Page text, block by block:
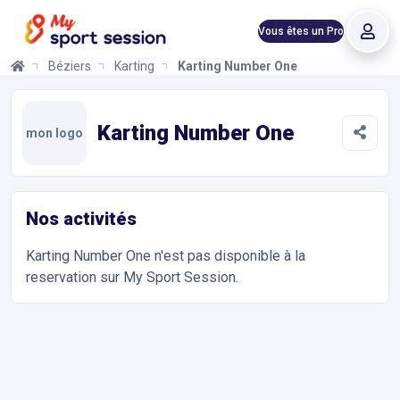
Vous êtes un Pro
Béziers Karting Karting Number One
mon logo Karting Number One
Nos activités
Karting Number One n'est pas disponible à la
reservation sur My Sport Session.